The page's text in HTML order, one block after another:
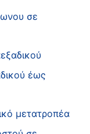
σε
έως
μετατροπέα